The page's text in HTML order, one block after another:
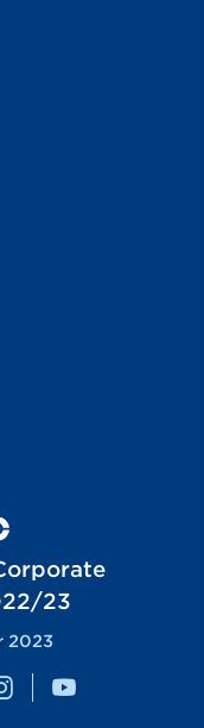
23
2023
InstagramYouTube